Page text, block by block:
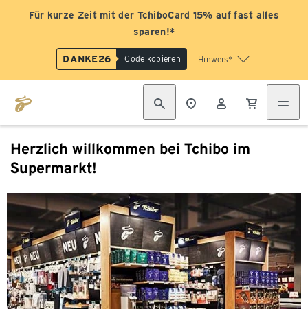
Für kurze Zeit mit der TchiboCard 15% auf fast alles
sparen!*
DANKE26 Code kopieren Hinweis*
Herzlich willkommen bei Tchibo im
Supermarkt!